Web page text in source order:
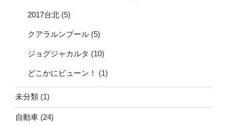
2017台北 (5)
クアラルンプール (5)
ジョグジャカルタ (10)
どこかにビューン！ (1)
未分類 (1)
自動車 (24)